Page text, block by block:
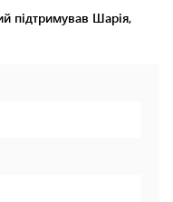
підтримував Шарія,